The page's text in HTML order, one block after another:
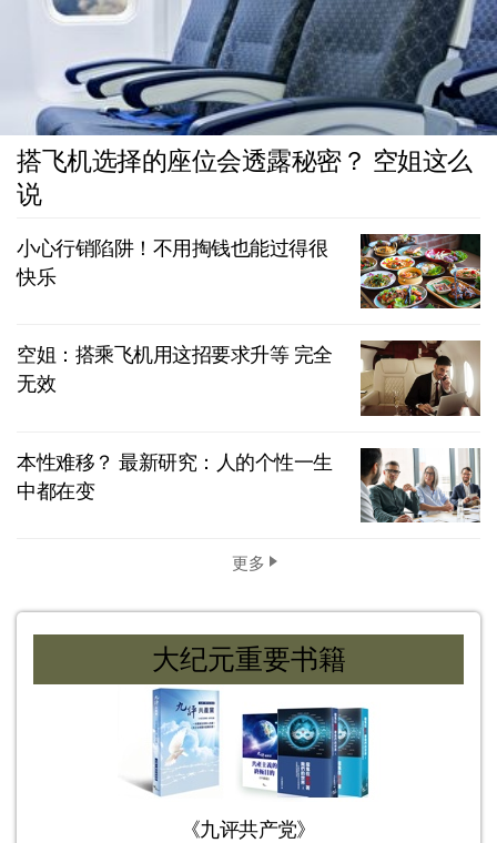
搭飞机选择的座位会透露秘密？ 空姐这么
说
小心行销陷阱！不用掏钱也能过得很
快乐
空姐：搭乘飞机用这招要求升等 完全
无效
本性难移？ 最新研究：人的个性一生
中都在变
更多
大纪元重要书籍
《九评共产党》